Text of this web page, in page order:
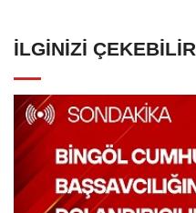
İLGINIZI ÇEKEBILIR